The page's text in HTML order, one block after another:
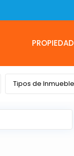
Tipos de